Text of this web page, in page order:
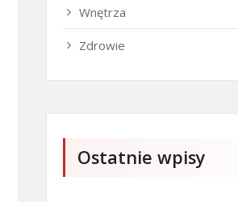
Wnętrza
Zdrowie
Ostatnie wpisy